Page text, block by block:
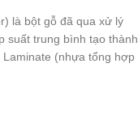
là bột gỗ đã qua xử lý
suất trung bình tạo thành
(nhựa tổng hợp